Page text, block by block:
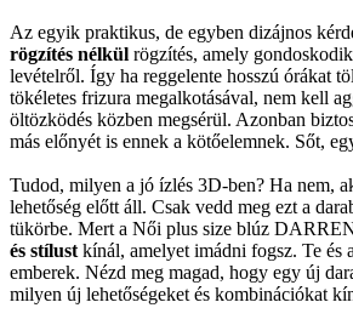
Az egyik praktikus, de egyben dizájnos
rögzítés nélkül rögzítés, amely
levételről. Így ha reggelente hosszú órákat
tökéletes frizura megalkotásával, nem kell
öltözködés közben megsérül. Azonban
más előnyét is ennek a kötőelemnek. Sőt,
Tudod, milyen a jó ízlés 3D-ben? Ha nem,
lehetőség előtt áll. Csak vedd meg ezt a
tükörbe. Mert a Női plus size blúz
és stílust kínál, amelyet imádni fogsz. Te és
emberek. Nézd meg magad, hogy egy új
milyen új lehetőségeket és kombinációkat